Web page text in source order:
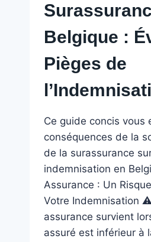
Belgique :
Pièges de
Ce guide concis vous
conséquences de la
de la surassurance
indemnisation en
Assurance : Un
Votre Indemnisation
assurance survient
assuré est inférieur à